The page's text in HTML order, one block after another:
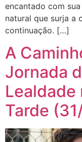
encantado com
natural que surja a
continuação. […]
A
Jornada
Lealdade
Tarde